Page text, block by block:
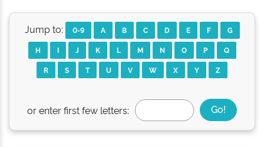
Jump to: 0-9 A B C D E F
G
H
I J K L M N O P
Q
R
S T U V W X Y Z
or enter first few letters: